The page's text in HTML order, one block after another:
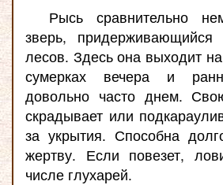
Рысь сравнительно
зверь, придерживающийся
лесов. Здесь она выходит
сумерках вечера и
довольно часто днем.
скрадывает или
за укрытия. Способна
жертву. Если повезет,
числе глухарей.